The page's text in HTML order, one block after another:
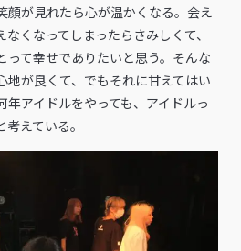
顔が見れたら心が温かくなる。会え
くなってしまったらさみしくて、
って幸せでありたいと思う。そんな
地が良くて、でもそれに甘えてはい
年アイドルをやっても、アイドルっ
えている。